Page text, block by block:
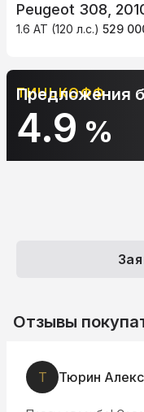
Peugeot 308,
1.6 AT (120 л.с.) 529
ТИНЬКОФФ
4.9 %
Предложения
Отзывы
Т Тюрин